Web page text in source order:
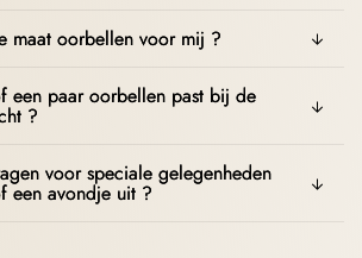
maat oorbellen voor mij ?
een paar oorbellen past bij de
?
voor speciale gelegenheden
een avondje uit ?